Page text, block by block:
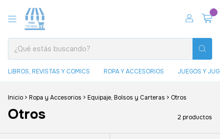
LIBROS, REVISTAS Y COMICS ROPA Y ACCESORIOS JUEGOS Y
Inicio > Ropa y Accesorios > Equipaje, Bolsos y Carteras > Otros
Otros 2 productos